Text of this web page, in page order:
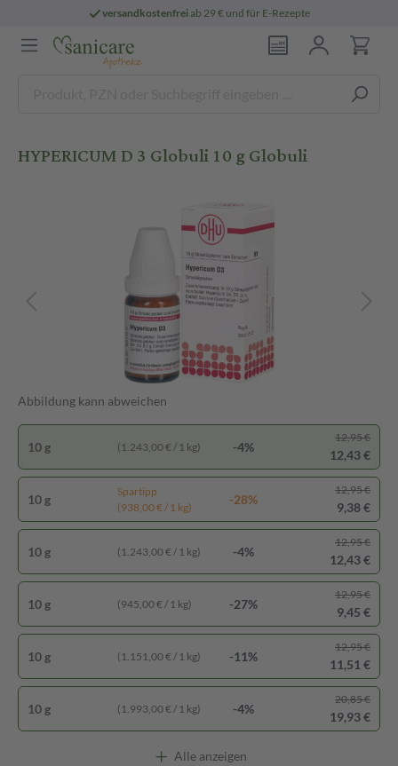
versandkostenfreiab 29 € und für E-Rezepte
HYPERICUM D 3 Globuli 10 g Globuli
Abbildung kann abweichen
10 g
Spartipp
(938,00 € / 1 kg)
-28%
12,95 €
9,38 €
10 g (1.243,00 € / 1 kg) -4%
12,95 €
12,43 €
10 g (1.243,00 € / 1 kg) -4%
12,95 €
12,43 €
10 g (945,00 € / 1 kg) -27%
12,95 €
9,45 €
10 g (1.151,00 € / 1 kg) -11%
12,95 €
11,51 €
10 g (1.993,00 € / 1 kg) -4%
20,85 €
19,93 €
Alle anzeigen